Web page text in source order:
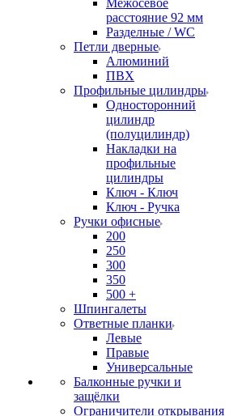
Межосевое
расстояние 92 мм
Разделные / WC
Петли дверные
Алюминий
ПВХ
Профильные цилиндры
Односторонний
цилиндр
(полуцилиндр)
Накладки на
профильные
цилиндры
Ключ - Ключ
Ключ - Ручка
Ручки офисные
200
250
300
350
500 +
Шпингалеты
Ответные планки
Левые
Правые
Универсальные
Балконные ручки и
защёлки
Ограничители открывания